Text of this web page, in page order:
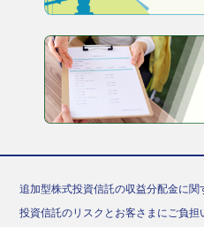
追加型株式投資信託の収益分配金に関
投資信託のリスクとお客さまにご負担